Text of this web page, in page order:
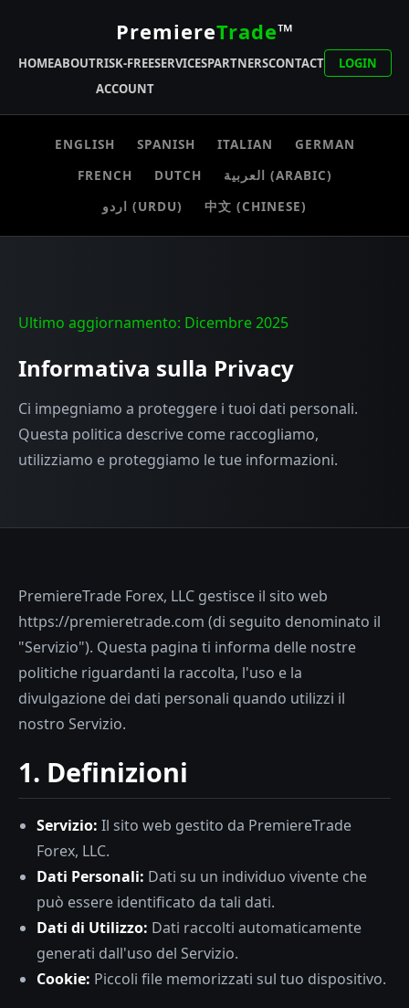
PremiereTrade™
HOMEABOUTRISK-FREE
ACCOUNT
SERVICESPARTNERSCONTACT LOGIN
ENGLISH SPANISH ITALIAN
GERMAN
FRENCH
DUTCH
العربية (ARABIC)
اردو (URDU)
中文 (CHINESE)
Ultimo aggiornamento: Dicembre 2025
Informativa sulla Privacy
Ci impegniamo a proteggere i tuoi dati personali.
Questa politica descrive come raccogliamo,
utilizziamo e proteggiamo le tue informazioni.
PremiereTrade Forex, LLC gestisce il sito web
https://premieretrade.com (di seguito denominato il
"Servizio"). Questa pagina ti informa delle nostre
politiche riguardanti la raccolta, l'uso e la
divulgazione dei dati personali quando utilizzi il
nostro Servizio.
1. Definizioni
Servizio: Il sito web gestito da PremiereTrade
Forex, LLC.
Dati Personali: Dati su un individuo vivente che
può essere identificato da tali dati.
Dati di Utilizzo: Dati raccolti automaticamente
generati dall'uso del Servizio.
Cookie: Piccoli file memorizzati sul tuo dispositivo.